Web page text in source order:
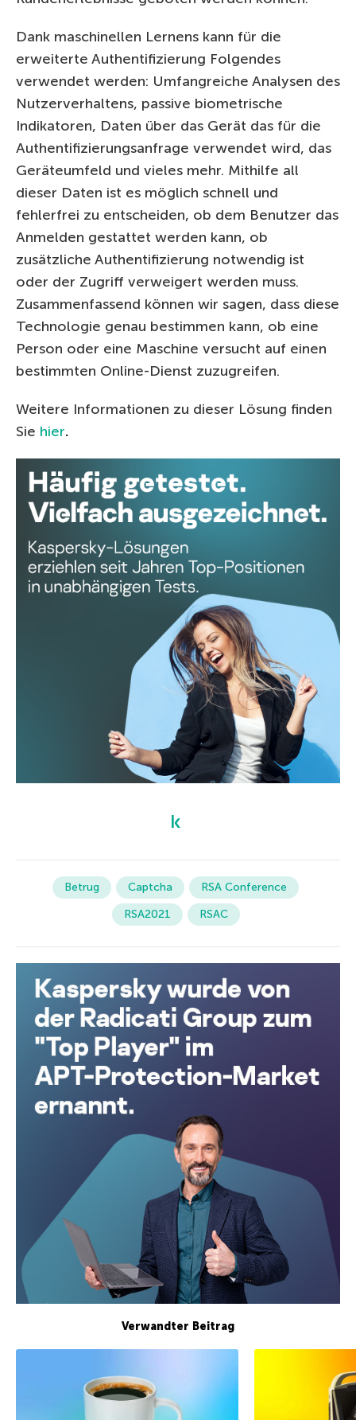
Dank maschinellen Lernens kann für die
erweiterte Authentifizierung Folgendes
verwendet werden: Umfangreiche Analysen des
Nutzerverhaltens, passive biometrische
Indikatoren, Daten über das Gerät das für die
Authentifizierungsanfrage verwendet wird, das
Geräteumfeld und vieles mehr. Mithilfe all
dieser Daten ist es möglich schnell und
fehlerfrei zu entscheiden, ob dem Benutzer das
Anmelden gestattet werden kann, ob
zusätzliche Authentifizierung notwendig ist
oder der Zugriff verweigert werden muss.
Zusammenfassend können wir sagen, dass diese
Technologie genau bestimmen kann, ob eine
Person oder eine Maschine versucht auf einen
bestimmten Online-Dienst zuzugreifen.
Weitere Informationen zu dieser Lösung finden
Sie hier.
Betrug Captcha
RSA Conference
RSA2021
RSAC
Verwandter Beitrag